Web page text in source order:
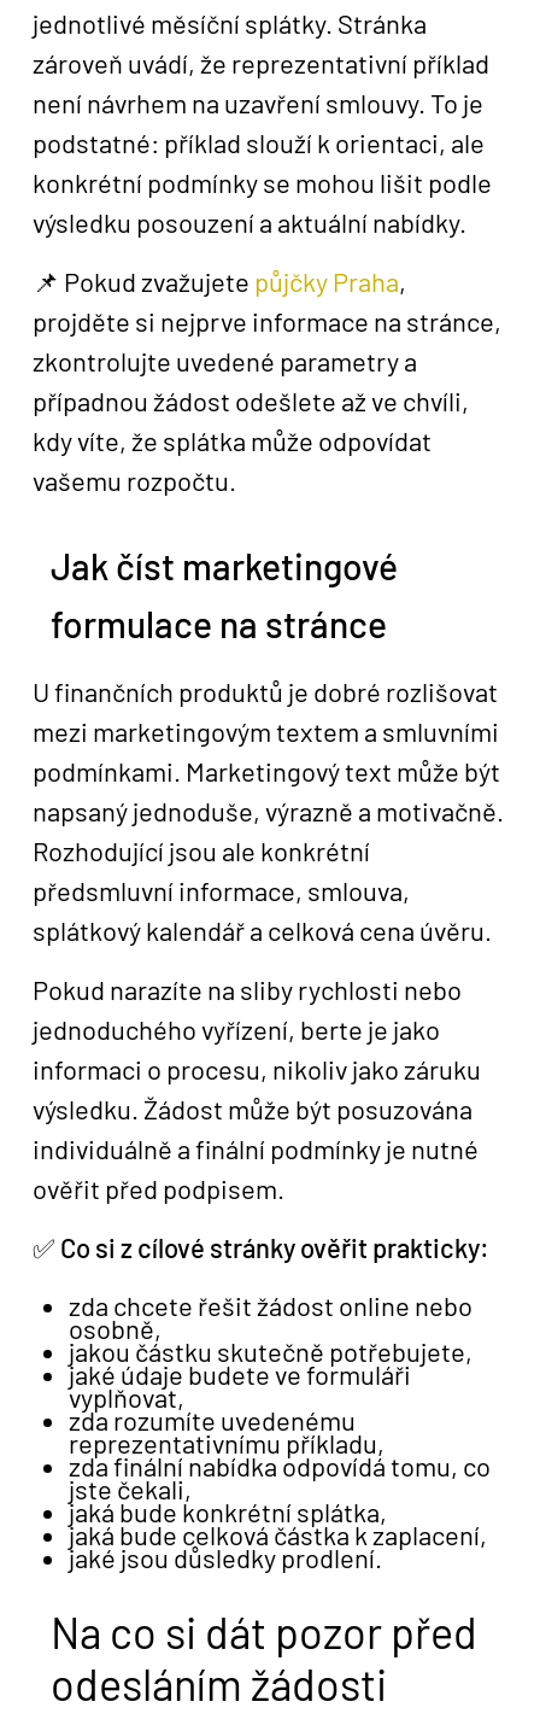
jednotlivé měsíční splátky. Stránka
zároveň uvádí, že reprezentativní příklad
není návrhem na uzavření smlouvy. To je
podstatné: příklad slouží k orientaci, ale
konkrétní podmínky se mohou lišit podle
výsledku posouzení a aktuální nabídky.
📌 Pokud zvažujete půjčky Praha,
projděte si nejprve informace na stránce,
zkontrolujte uvedené parametry a
případnou žádost odešlete až ve chvíli,
kdy víte, že splátka může odpovídat
vašemu rozpočtu.
Jak číst marketingové
formulace na stránce
U finančních produktů je dobré rozlišovat
mezi marketingovým textem a smluvními
podmínkami. Marketingový text může být
napsaný jednoduše, výrazně a motivačně.
Rozhodující jsou ale konkrétní
předsmluvní informace, smlouva,
splátkový kalendář a celková cena úvěru.
Pokud narazíte na sliby rychlosti nebo
jednoduchého vyřízení, berte je jako
informaci o procesu, nikoliv jako záruku
výsledku. Žádost může být posuzována
individuálně a finální podmínky je nutné
ověřit před podpisem.
✅ Co si z cílové stránky ověřit prakticky:
zda chcete řešit žádost online nebo
osobně,
jakou částku skutečně potřebujete,
jaké údaje budete ve formuláři
vyplňovat,
zda rozumíte uvedenému
reprezentativnímu příkladu,
zda finální nabídka odpovídá tomu, co
jste čekali,
jaká bude konkrétní splátka,
jaká bude celková částka k zaplacení,
jaké jsou důsledky prodlení.
Na co si dát pozor před
odesláním žádosti